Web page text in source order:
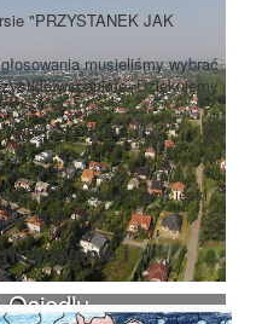
Osiedlu...
"PRZYSTANEK JAK
musieliśmy wybrać
wspaniałe. Dziękujemy
ze szkół:
18
i nr 20
który ozdobi zwycięski
tuż obok Lidla.
i